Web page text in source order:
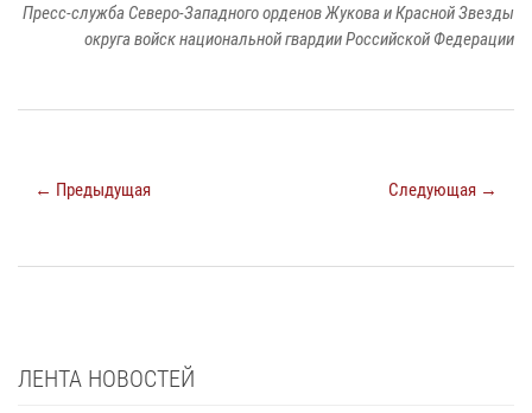
Пресс-служба Северо-Западного орденов Жукова и Красной Звезды
округа войск национальной гвардии Российской Федерации
← Предыдущая Следующая →
ЛЕНТА НОВОСТЕЙ